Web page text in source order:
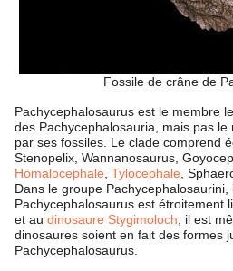
Fossile de crâne de
Pachycephalosaurus est le membre
des Pachycephalosauria, mais pas
par ses fossiles. Le clade comprend
Stenopelix, Wannanosaurus,
Homalocephale Tylocephale ,
Dans le groupe Pachycephalosaurini,
Pachycephalosaurus est étroitement
et au dinosaure Stygimoloch , il est
dinosaures soient en fait des formes
Pachycephalosaurus.